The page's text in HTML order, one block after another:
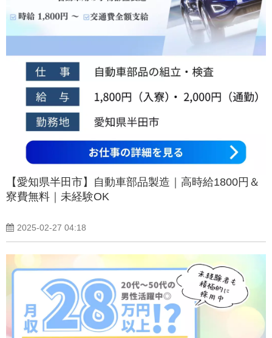
【愛知県半田市】自動車部品製造｜高時給1800円＆
寮費無料｜未経験OK
2025-02-27 04:18